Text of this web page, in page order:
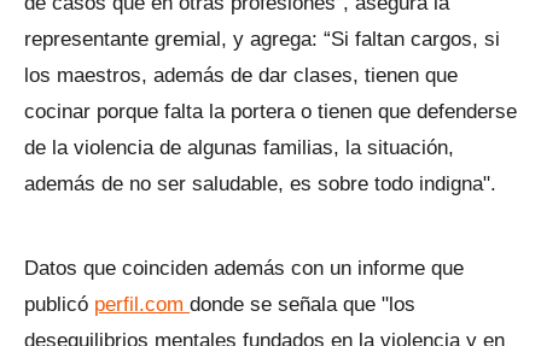
representante gremial, y agrega: “Si faltan cargos, si
los maestros, además de dar clases, tienen que
cocinar porque falta la portera o tienen que defenderse
de la violencia de algunas familias, la situación,
además de no ser saludable, es sobre todo indigna".
Datos que coinciden además con un informe que
publicó perfil.com donde se señala que "los
desequilibrios mentales fundados en la violencia y en